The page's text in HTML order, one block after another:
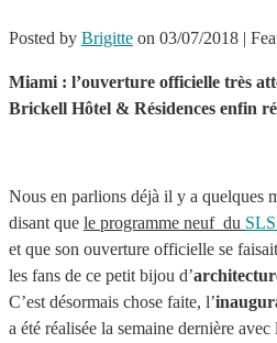
Posted by Brigitte on 03/07/2018 |
Miami : l’ouverture officielle très
Brickell Hôtel & Résidences enfin
Nous en parlions déjà il y a quelques
disant que le programme neuf du
et que son ouverture officielle se
les fans de ce petit bijou d’
C’est désormais chose faite, l’
a été réalisée la semaine dernière